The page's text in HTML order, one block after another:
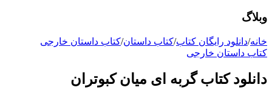
وبلاگ
خانه/دانلود رایگان کتاب/کتاب داستان/کتاب داستان خارجی
کتاب داستان خارجی
دانلود کتاب گربه ای میان کبوتران